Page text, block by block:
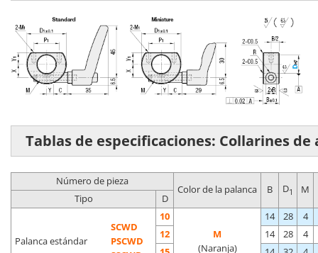
Tablas de especificaciones: Collarines
Número de pieza
Color de la palanca B D1 M
Tipo
D
Palanca estándar
SCWD
PSCWD
10
M
(Naranja)
14 28 4
12
14 28 4